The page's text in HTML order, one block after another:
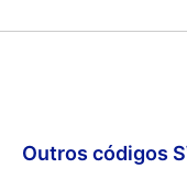
Outros códigos